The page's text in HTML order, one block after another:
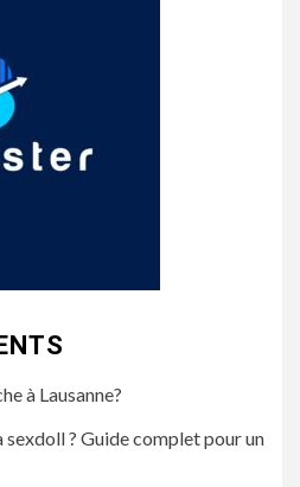
à Lausanne?
? Guide complet pour un